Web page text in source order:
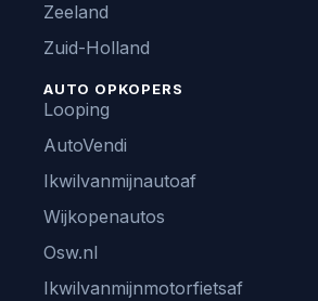
Zeeland
Zuid-Holland
AUTO OPKOPERS
Looping
AutoVendi
Ikwilvanmijnautoaf
Wijkopenautos
Osw.nl
Ikwilvanmijnmotorfietsaf